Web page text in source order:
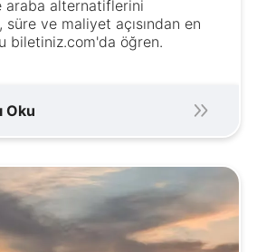
araba alternatiflerini
süre ve maliyet açısından en
biletiniz.com'da öğren.
Oku